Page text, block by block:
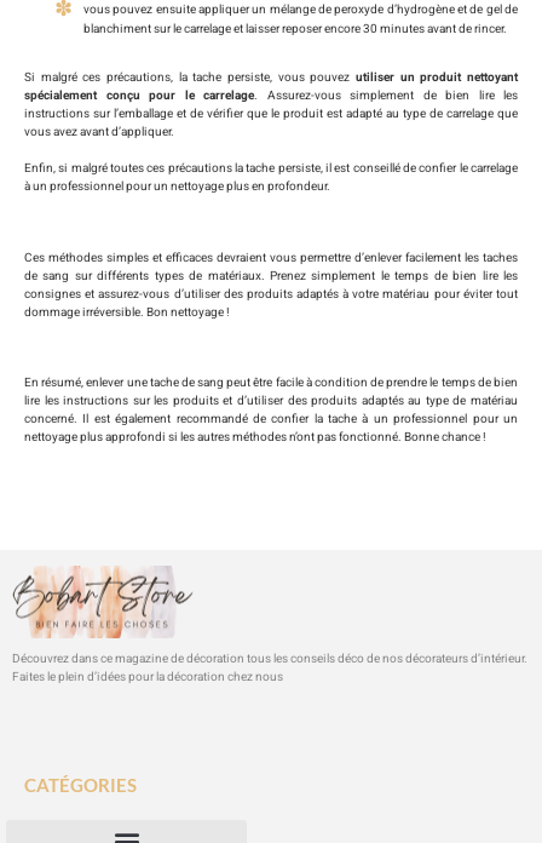
vous pouvez ensuite appliquer un mélange de peroxyde d’hydrogène et de gel de
blanchiment sur le carrelage et laisser reposer encore 30 minutes avant de rincer.
Si malgré ces précautions, la tache persiste, vous pouvez utiliser un produit nettoyant
spécialement conçu pour le carrelage. Assurez-vous simplement de bien lire les
instructions sur l’emballage et de vérifier que le produit est adapté au type de carrelage que
vous avez avant d’appliquer.
Enfin, si malgré toutes ces précautions la tache persiste, il est conseillé de confier le carrelage
à un professionnel pour un nettoyage plus en profondeur.
Ces méthodes simples et efficaces devraient vous permettre d’enlever facilement les taches
de sang sur différents types de matériaux. Prenez simplement le temps de bien lire les
consignes et assurez-vous d’utiliser des produits adaptés à votre matériau pour éviter tout
dommage irréversible. Bon nettoyage !
En résumé, enlever une tache de sang peut être facile à condition de prendre le temps de bien
lire les instructions sur les produits et d’utiliser des produits adaptés au type de matériau
concerné. Il est également recommandé de confier la tache à un professionnel pour un
nettoyage plus approfondi si les autres méthodes n’ont pas fonctionné. Bonne chance ! ​
Découvrez dans ce magazine de décoration tous les conseils déco de nos décorateurs d’intérieur.
Faites le plein d’idées pour la décoration chez nous
CATÉGORIES